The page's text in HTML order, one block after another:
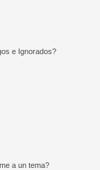
e Ignorados?
a un tema?